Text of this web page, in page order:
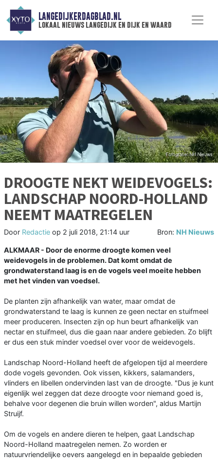
LANGEDIJKERDAGBLAD.NL
lokaal nieuws langedijk en dijk en waard
DROOGTE NEKT WEIDEVOGELS:
LANDSCHAP NOORD-HOLLAND
NEEMT MAATREGELEN
Door Redactie op 2 juli 2018, 21:14 uur Bron: NH Nieuws
ALKMAAR - Door de enorme droogte komen veel
weidevogels in de problemen. Dat komt omdat de
grondwaterstand laag is en de vogels veel moeite hebben
met het vinden van voedsel.
De planten zijn afhankelijk van water, maar omdat de
grondwaterstand te laag is kunnen ze geen nectar en stuifmeel
meer produceren. Insecten zijn op hun beurt afhankelijk van
nectar en stuifmeel, dus die gaan naar andere gebieden. Zo blijft
er dus een stuk minder voedsel over voor de weidevogels.
Landschap Noord-Holland heeft de afgelopen tijd al meerdere
dode vogels gevonden. Ook vissen, kikkers, salamanders,
vlinders en libellen ondervinden last van de droogte. "Dus je kunt
eigenlijk wel zeggen dat deze droogte voor niemand goed is,
behalve voor degenen die bruin willen worden", aldus Martijn
Struijf.
Om de vogels en andere dieren te helpen, gaat Landschap
Noord-Holland maatregelen nemen. Zo worden er
natuurvriendelijke oevers aangelegd en in bepaalde gebieden